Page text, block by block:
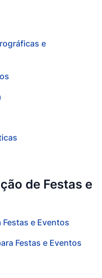
e
de Festas e
e Eventos
Festas e Eventos